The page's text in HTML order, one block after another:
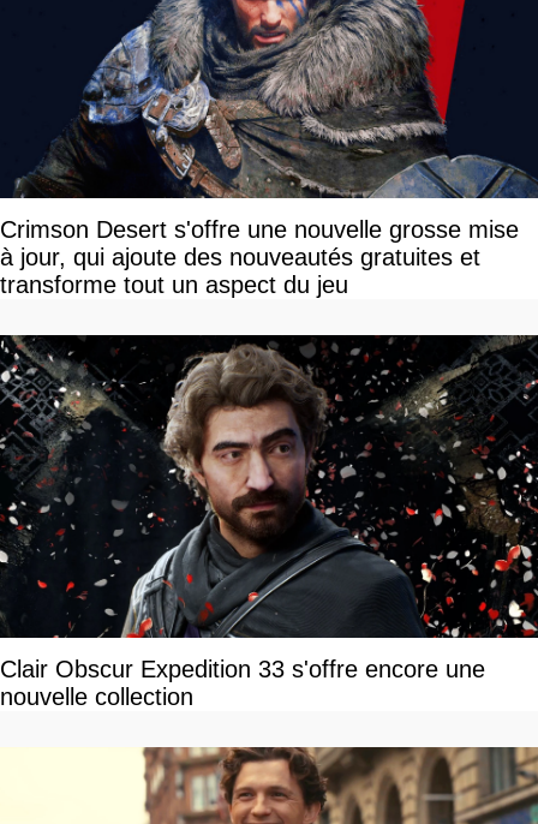
Crimson Desert s'offre une nouvelle grosse mise
à jour, qui ajoute des nouveautés gratuites et
transforme tout un aspect du jeu
Clair Obscur Expedition 33 s'offre encore une
nouvelle collection